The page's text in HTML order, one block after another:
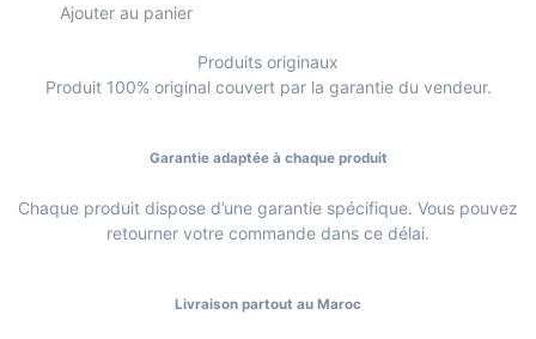
Ajouter au panier
Produits originaux
Produit 100% original couvert par la garantie du vendeur.
Garantie adaptée à chaque produit
Chaque produit dispose d’une garantie spécifique. Vous pouvez
retourner votre commande dans ce délai.
Livraison partout au Maroc